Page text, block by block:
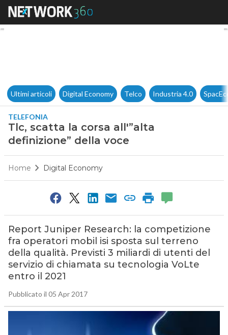
Tlc, scatta la corsa all'”alta
Ultimi articoli Digital Economy Telco Industria 4.0
TELEFONIA
Tlc, scatta la corsa all'”alta
definizione” della voce
Home Digital Economy
Report Juniper Research: la competizione
fra operatori mobil isi sposta sul terreno
della qualità. Previsti 3 miliardi di utenti del
servizio di chiamata su tecnologia VoLte
entro il 2021
Pubblicato il 05 Apr 2017